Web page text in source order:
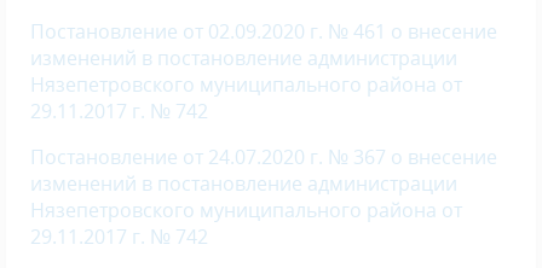
Постановление от 02.09.2020 г. № 461 о внесение
изменений в постановление администрации
Нязепетровского муниципального района от
29.11.2017 г. № 742
Постановление от 24.07.2020 г. № 367 о внесение
изменений в постановление администрации
Нязепетровского муниципального района от
29.11.2017 г. № 742